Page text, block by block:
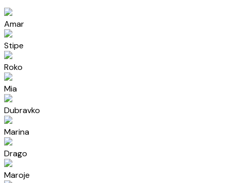
Amar
Stipe
Roko
Mia
Dubravko
Marina
Drago
Maroje